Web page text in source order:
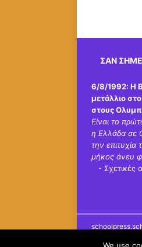
ΣΑΝ
6/8/1992: Η
μετάλλιο
στους
Είναι το
η Ελλάδα σε
την
μήκος άνευ
- Σχετικές
We use